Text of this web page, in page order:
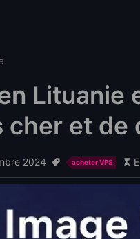
Lituanie
cher et de
2024 acheter VPS